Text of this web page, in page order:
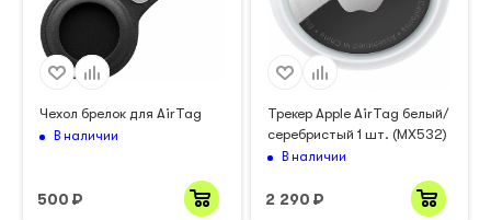
Чехол брелок для AirTag
В наличии
500 ₽
Трекер Apple AirTag белый/
серебристый 1 шт. (MX532)
В наличии
2 290 ₽